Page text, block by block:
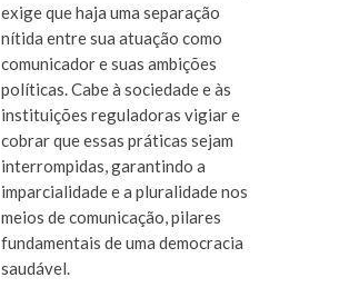
exige que haja uma separação
nítida entre sua atuação como
comunicador e suas ambições
políticas. Cabe à sociedade e às
instituições reguladoras vigiar e
cobrar que essas práticas sejam
interrompidas, garantindo a
imparcialidade e a pluralidade nos
meios de comunicação, pilares
fundamentais de uma democracia
saudável.